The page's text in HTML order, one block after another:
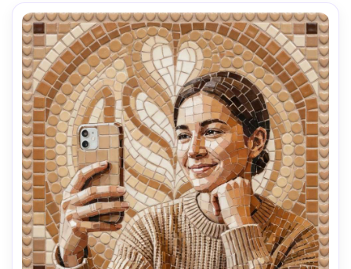
cinematográfica suave --ar 4:5